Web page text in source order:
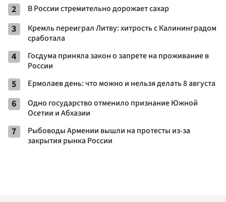
2 В России стремительно дорожает сахар
3
Кремль переиграл Литву: хитрость с Калининградом
сработала
4
Госдума приняла закон о запрете на проживание в
России
5 Ермолаев день: что можно и нельзя делать 8 августа
6
Одно государство отменило признание Южной
Осетии и Абхазии
7
Рыбоводы Армении вышли на протесты из-за
закрытия рынка России